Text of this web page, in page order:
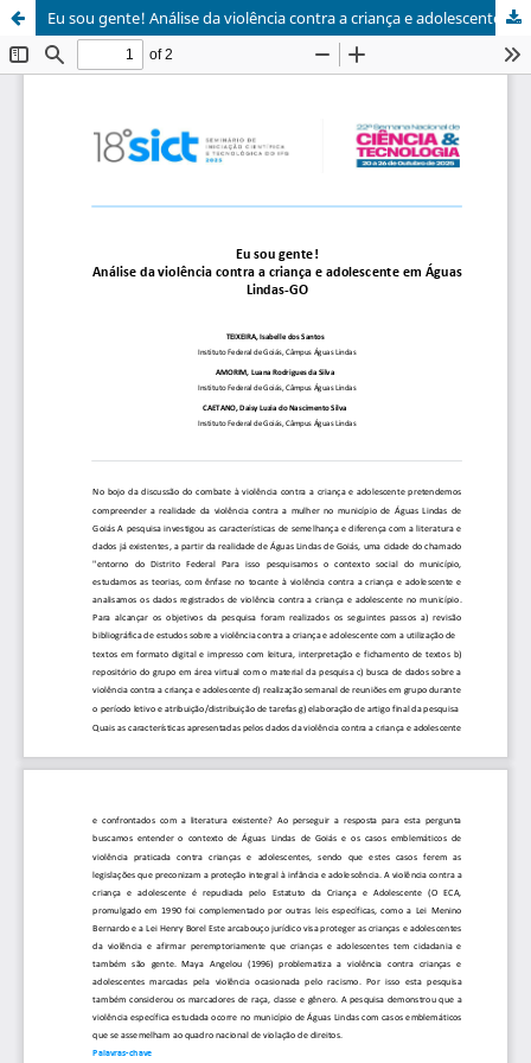
Eu sou gente! Análise da violência contra a criança e adolescente em Águas Lindas-GO